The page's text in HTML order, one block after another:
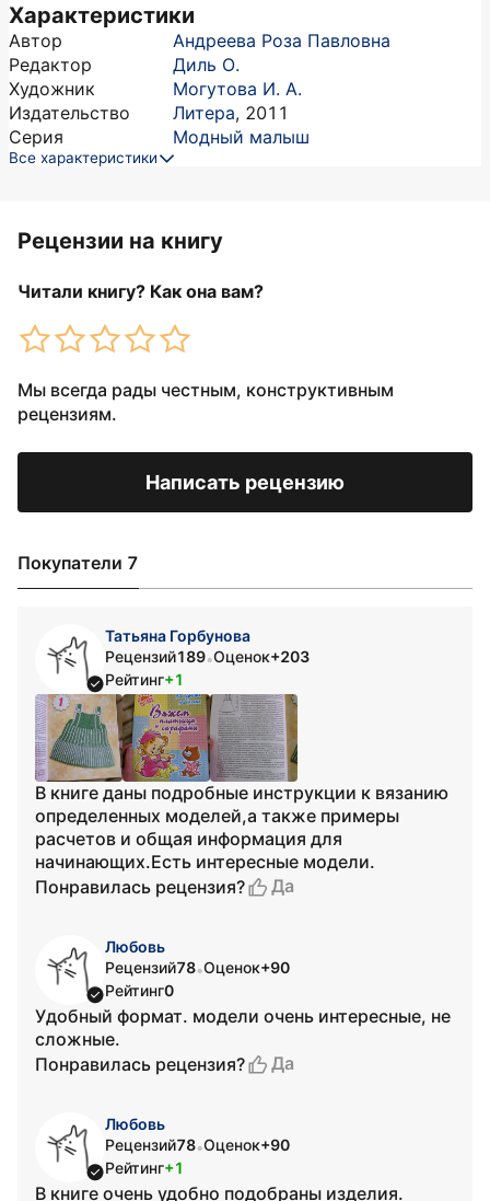
Характеристики
Автор
Андреева Роза Павловна
Редактор
Диль О.
Художник
Могутова И. А.
Издательство
Литера, 2011
Серия
Модный малыш
Все характеристики
Рецензии на книгу
Читали книгу? Как она вам?
Мы всегда рады честным, конструктивным
рецензиям.
Написать рецензию
Покупатели 7
Татьяна Горбунова
Рецензий189•Оценок+203
Рейтинг+1
В книге даны подробные инструкции к вязанию
определенных моделей,а также примеры
расчетов и общая информация для
начинающих.Есть интересные модели.
Понравилась рецензия?
Да
Любовь
Рецензий78•Оценок+90
Рейтинг0
Удобный формат. модели очень интересные, не
сложные.
Понравилась рецензия?
Да
Любовь
Рецензий78•Оценок+90
Рейтинг+1
В книге очень удобно подобраны изделия.